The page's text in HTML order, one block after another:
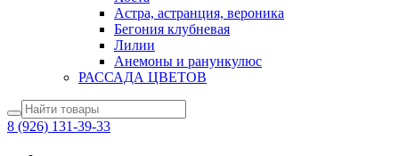
Астра, астранция, вероника
Бегония клубневая
Лилии
Анемоны и ранункулюс
РАССАДА ЦВЕТОВ
8 (926) 131-39-33